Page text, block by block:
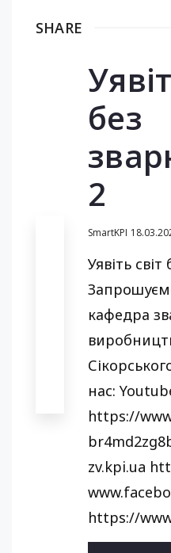
SHARE
без
2
SmartKPI
Уявіть
кафедра
нас:
https://
zv.kpi.ua
https://